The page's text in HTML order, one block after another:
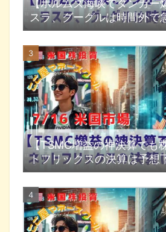
【ホルムズ海峡でタンカー
スラ、グーグルは時間外で
【TSMC増益の神決算でも
トフリックスの決算は予想